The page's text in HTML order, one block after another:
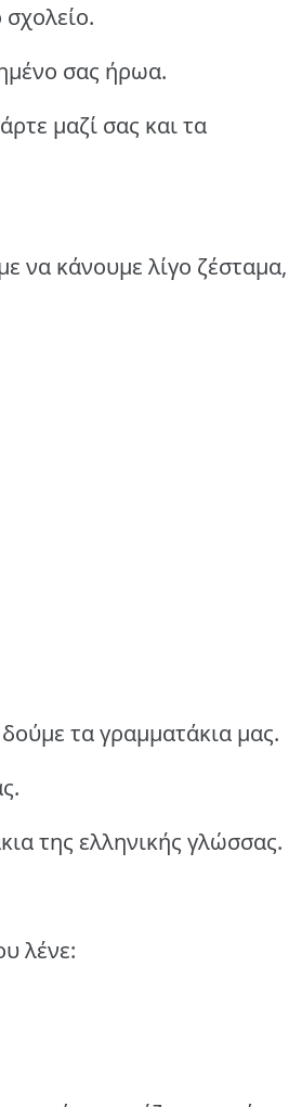
σας ήρωα.
μαζί σας και τα
να κάνουμε λίγο ζέσταμα,
τα γραμματάκια μας.
της ελληνικής γλώσσας.
λένε: